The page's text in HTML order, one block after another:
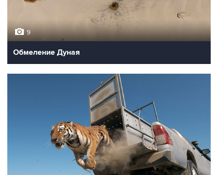
9
Обмеление Дуная